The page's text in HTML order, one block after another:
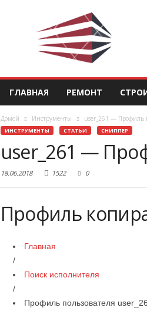
ГЛАВНАЯ РЕМОНТ
Домой Инструменты user_261 — Профиль
ИНСТРУМЕНТЫ СТАТЬИ СНИППЕР
user_261 —
18.06.2018 1522 0
Профиль
Главная
/
Поиск исполнителя
/
Профиль пользователя